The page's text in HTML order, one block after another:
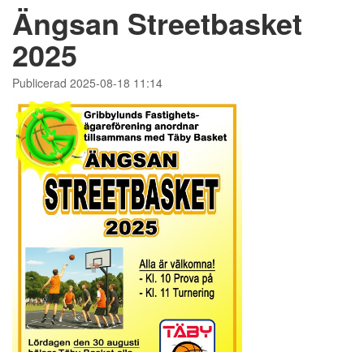
Ängsan Streetbasket
2025
Publicerad 2025-08-18 11:14